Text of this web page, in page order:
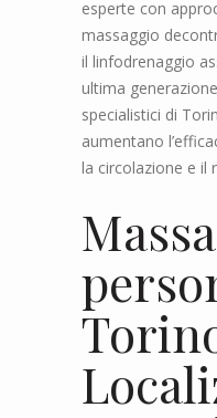
esperte con
massaggio
il linfodrenaggio
ultima
specialistici di
aumentano
la circolazione e il